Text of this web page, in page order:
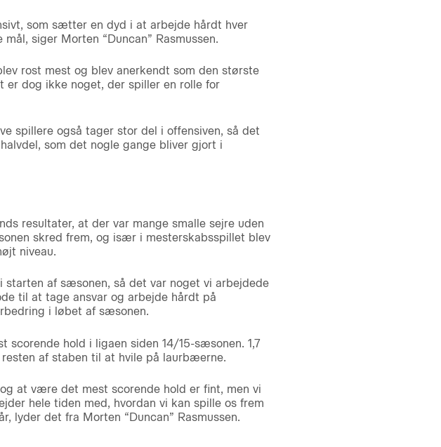
som sætter en dyd i at arbejde hårdt hver
siger Morten “Duncan” Rasmussen.
rost mest og blev anerkendt som den største
dog ikke noget, der spiller en rolle for
spillere også tager stor del i offensiven, så det
som det nogle gange bliver gjort i
resultater, at der var mange smalle sejre uden
skred frem, og især i mesterskabsspillet blev
niveau.
starten af sæsonen, så det var noget vi arbejdede
til at tage ansvar og arbejde hårdt på
i løbet af sæsonen.
hold i ligaen siden 14/15-sæsonen. 1,7
af staben til at hvile på laurbæerne.
at være det mest scorende hold er fint, men vi
hele tiden med, hvordan vi kan spille os frem
lyder det fra Morten “Duncan” Rasmussen.